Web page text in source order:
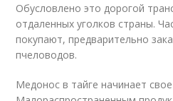
Обусловлено это дорогой
отдаленных уголков страны.
покупают, предварительно
пчеловодов.
Медонос в тайге начинает